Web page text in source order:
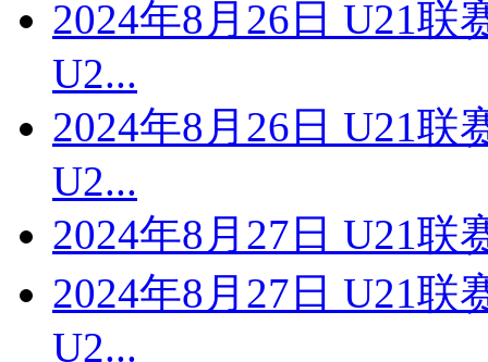
2024年8月26日 U21联
U2...
2024年8月26日 U21联
U2...
2024年8月27日 U21联
2024年8月27日 U21联
U2...